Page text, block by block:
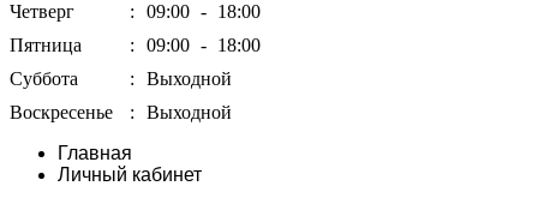
Четверг
: 09:00 - 18:00
Пятница
: 09:00 - 18:00
Суббота
:
Выходной
Воскресенье
:
Выходной
Главная
Личный кабинет